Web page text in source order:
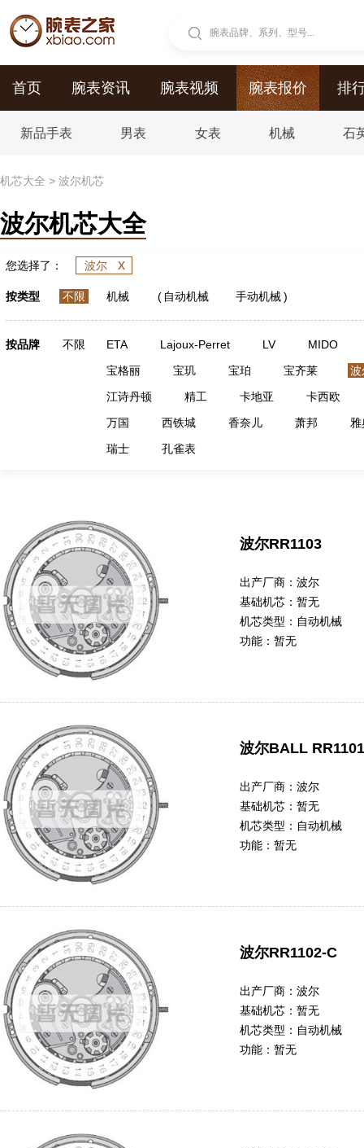
腕表品牌、系列、型号...
首页 腕表资讯 腕表视频 腕表报价 排
新品手表 男表 女表 机械 石
机芯大全 > 波尔机芯
波尔机芯大全
您选择了： 波尔 x
按类型 不限 机械 ( 自动机械 手动机械)
按品牌 不限 ETA Lajoux-Perret LV
MIDO
宝格丽
宝玑 宝珀 宝齐莱
波
江诗丹顿
精工 卡地亚
卡西欧
万国
西铁城 香奈儿 萧邦
瑞士
孔雀表
波尔RR1103
出产厂商： 波尔
基础机芯： 暂无
机芯类型： 自动机械
功能： 暂无
波尔BALL
出产厂商： 波尔
基础机芯： 暂无
机芯类型： 自动机械
功能： 暂无
波尔RR1102-C
出产厂商： 波尔
基础机芯： 暂无
机芯类型： 自动机械
功能： 暂无